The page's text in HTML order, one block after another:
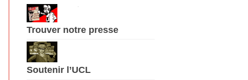
Trouver notre presse
Soutenir l’UCL